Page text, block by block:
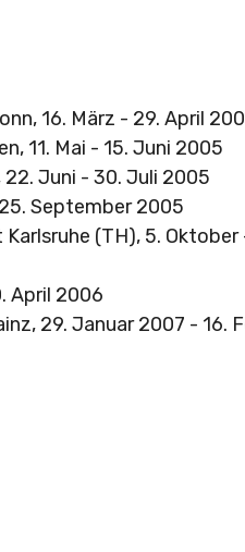
16. März - 29. April
11. Mai - 15. Juni 2005
22. Juni - 30. Juli 2005
September 2005
(TH), 5. Oktober
April 2006
29. Januar 2007 - 16.